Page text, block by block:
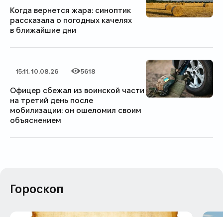
Когда вернется жара: синоптик
рассказала о погодных качелях
в ближайшие дни
Дата публикации
15:11, 10.08.26
Категория
Количество просмотров
5618
Офицер сбежал из воинской части
на третий день после
мобилизации: он ошеломил своим
объяснением
Гороскоп